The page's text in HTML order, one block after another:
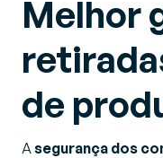
Melhor
de
Asegurança dos